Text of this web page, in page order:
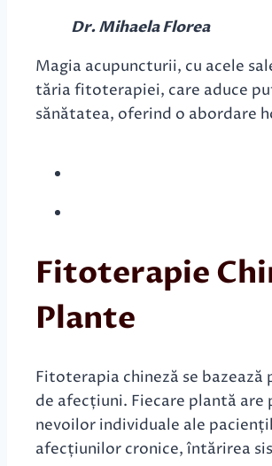
Dr. Mihaela Florea
Magia acupuncturii, cu acele
tăria fitoterapiei, care aduce
sănătatea, oferind o abordare
Fitoterapie
Plante
Fitoterapia chineză se
de afecțiuni. Fiecare plantă
nevoilor individuale ale
afecțiunilor cronice, întărirea